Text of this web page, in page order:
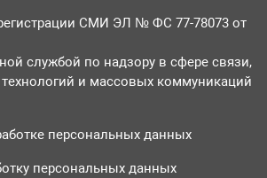
СМИ ЭЛ № ФС 77-78073 от
службой по надзору в сфере связи,
и массовых коммуникаций
персональных данных
персональных данных